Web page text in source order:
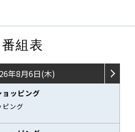
番組表